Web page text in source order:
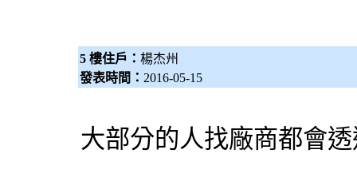
5 樓住戶： 楊杰州
發表時間： 2016-05-15
大部分的人找廠商都會